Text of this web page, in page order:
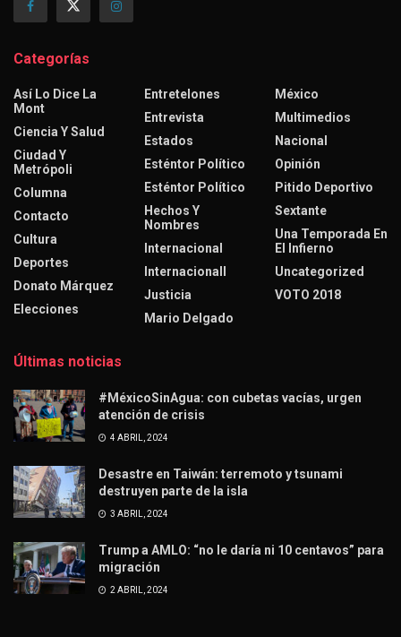
Categorías
Así Lo Dice La
Mont
Ciencia Y Salud
Ciudad Y
Metrópoli
Columna
Contacto
Cultura
Deportes
Donato Márquez
Elecciones
Entretelones
Entrevista
Estados
Esténtor Político
Esténtor Político
Hechos Y
Nombres
Internacional
Internacionall
Justicia
Mario Delgado
México
Multimedios
Nacional
Opinión
Pitido Deportivo
Sextante
Una Temporada En
El Infierno
Uncategorized
VOTO 2018
Últimas noticias
#MéxicoSinAgua: con cubetas vacías, urgen
atención de crisis
4 ABRIL, 2024
Desastre en Taiwán: terremoto y tsunami
destruyen parte de la isla
3 ABRIL, 2024
Trump a AMLO: “no le daría ni 10 centavos” para
migración
2 ABRIL, 2024